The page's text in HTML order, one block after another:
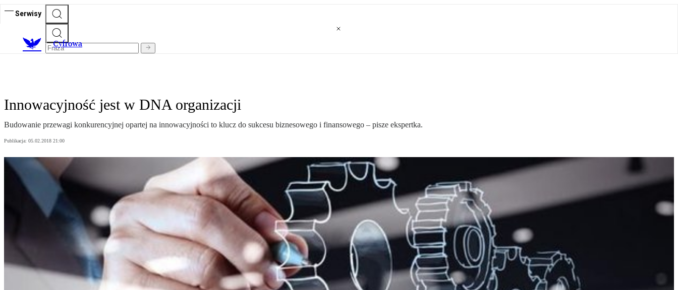
Serwisy
Cyfrowa
Innowacyjność jest w DNA organizacji
Budowanie przewagi konkurencyjnej opartej na innowacyjności to klucz do sukcesu biznesowego i finansowego – pisze ekspertka.
Publikacja: 05.02.2018 21:00